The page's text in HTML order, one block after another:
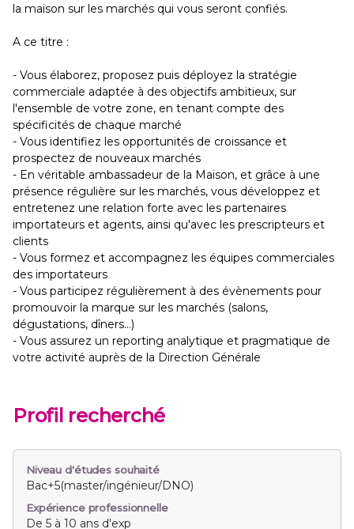
la maison sur les marchés qui vous seront confiés.
A ce titre :
- Vous élaborez, proposez puis déployez la stratégie
commerciale adaptée à des objectifs ambitieux, sur
l'ensemble de votre zone, en tenant compte des
spécificités de chaque marché
- Vous identifiez les opportunités de croissance et
prospectez de nouveaux marchés
- En véritable ambassadeur de la Maison, et grâce à une
présence régulière sur les marchés, vous développez et
entretenez une relation forte avec les partenaires
importateurs et agents, ainsi qu'avec les prescripteurs et
clients
- Vous formez et accompagnez les équipes commerciales
des importateurs
- Vous participez régulièrement à des évènements pour
promouvoir la marque sur les marchés (salons,
dégustations, dîners…)
- Vous assurez un reporting analytique et pragmatique de
votre activité auprès de la Direction Générale
Profil recherché
Niveau d'études souhaité
Bac+5(master/ingénieur/DNO)
Expérience professionnelle
De 5 à 10 ans d'exp